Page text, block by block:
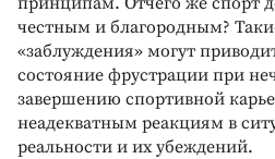
честным и благородным?
«заблуждения» могут
состояние фрустрации при
завершению спортивной
неадекватным реакциям в
реальности и их убеждений.